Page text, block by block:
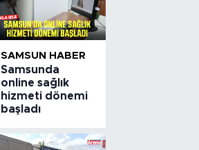
SAMSUN HABER
Samsunda
online sağlık
hizmeti dönemi
başladı